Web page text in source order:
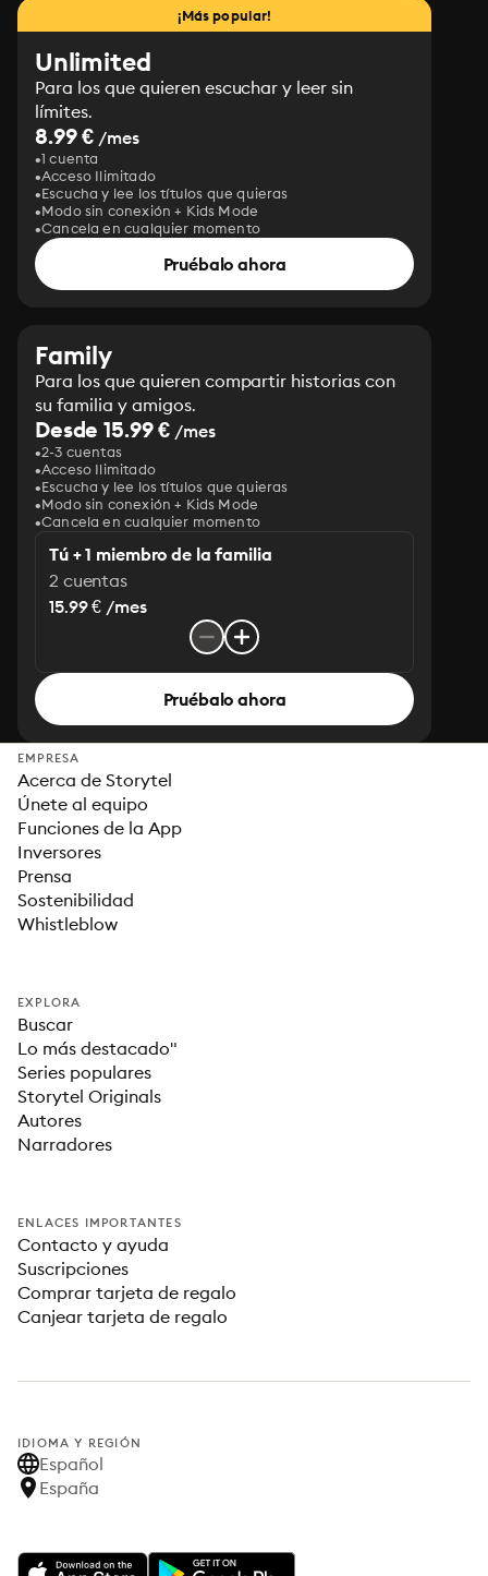
¡Más popular!
Unlimited
Para los que quieren escuchar y leer sin
límites.
8.99 € /mes
1 cuenta
Acceso Ilimitado
Escucha y lee los títulos que quieras
Modo sin conexión + Kids Mode
Cancela en cualquier momento
Pruébalo ahora
Family
Para los que quieren compartir historias con
su familia y amigos.
Desde 15.99 € /mes
2-3 cuentas
Acceso Ilimitado
Escucha y lee los títulos que quieras
Modo sin conexión + Kids Mode
Cancela en cualquier momento
Tú + 1 miembro de la familia
2 cuentas
15.99 € /mes
Pruébalo ahora
EMPRESA
Acerca de Storytel
Únete al equipo
Funciones de la App
Inversores
Prensa
Sostenibilidad
Whistleblow
EXPLORA
Buscar
Lo más destacado"
Series populares
Storytel Originals
Autores
Narradores
ENLACES IMPORTANTES
Contacto y ayuda
Suscripciones
Comprar tarjeta de regalo
Canjear tarjeta de regalo
IDIOMA Y REGIÓN
Español
España